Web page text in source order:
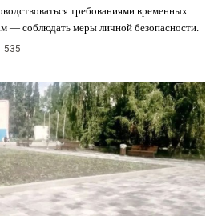
требованиями временных
— соблюдать меры личной безопасности.
535